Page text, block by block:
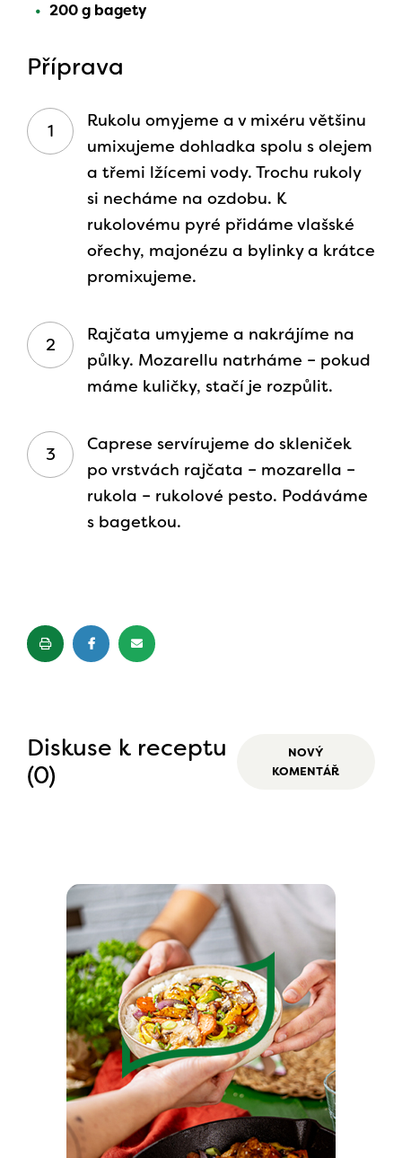
200 g bagety
Příprava
Rukolu omyjeme a v mixéru většinu
umixujeme dohladka spolu s olejem
a třemi lžícemi vody. Trochu rukoly
si necháme na ozdobu. K
rukolovému pyré přidáme vlašské
ořechy, majonézu a bylinky a krátce
promixujeme.
Rajčata umyjeme a nakrájíme na
půlky. Mozarellu natrháme – pokud
máme kuličky, stačí je rozpůlit.
Caprese servírujeme do skleniček
po vrstvách rajčata – mozarella –
rukola – rukolové pesto. Podáváme
s bagetkou.
Diskuse k receptu
(0)
NOVÝ
KOMENTÁŘ